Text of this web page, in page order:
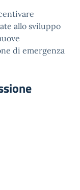
allo sviluppo
di emergenza